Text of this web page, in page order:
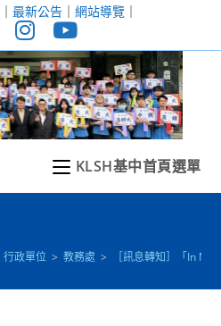
｜ 最新公告｜ 網站導覽｜
KLSH基中首頁選單
行政單位 > 教務處 > ［訊息轉知］「In